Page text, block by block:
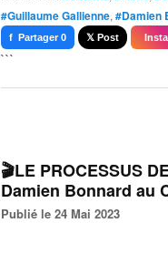
#Guillaume Gallienne, #Damien
f Partager 0 𝕏 Post
```
🎬LE PROCESSUS
Damien Bonnard au
Publié le 24 Mai 2023